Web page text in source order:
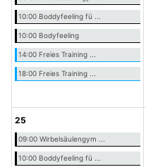
10:00 Boddyfeeling fü ...
10:00 Bodyfeeling
14:00 Freies Training ...
18:00 Freies Training ...
25
09:00 Wirbelsäulengym ...
10:00 Boddyfeeling fü ...